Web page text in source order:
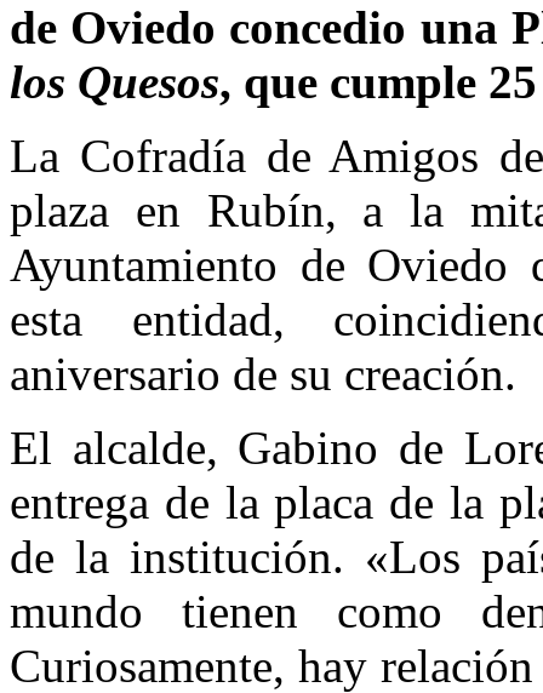
de Oviedo concedio una
los Quesos, que cumple
La Cofradía de Amigos
plaza en Rubín, a la
Ayuntamiento de Oviedo
esta entidad,
aniversario de su creación.
El alcalde, Gabino de
entrega de la placa de la
de la institución. «Los
mundo tienen como
Curiosamente, hay